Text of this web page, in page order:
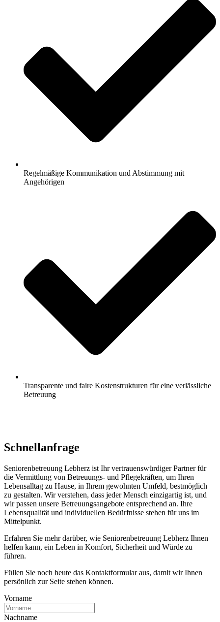
Regelmäßige Kommunikation und Abstimmung mit
Angehörigen
Transparente und faire Kostenstrukturen für eine verlässliche
Betreuung
Schnell­anfrage
Seniorenbetreuung Lebherz ist Ihr vertrauenswürdiger Partner für
die Vermittlung von Betreuungs- und Pflegekräften, um Ihren
Lebensalltag zu Hause, in Ihrem gewohnten Umfeld, bestmöglich
zu gestalten. Wir verstehen, dass jeder Mensch einzigartig ist, und
wir passen unsere Betreuungsangebote entsprechend an. Ihre
Lebensqualität und individuellen Bedürfnisse stehen für uns im
Mittelpunkt.
Erfahren Sie mehr darüber, wie Seniorenbetreuung Lebherz Ihnen
helfen kann, ein Leben in Komfort, Sicherheit und Würde zu
führen.
Füllen Sie noch heute das Kontaktformular aus, damit wir Ihnen
persönlich zur Seite stehen können.
Vorname
Nachname